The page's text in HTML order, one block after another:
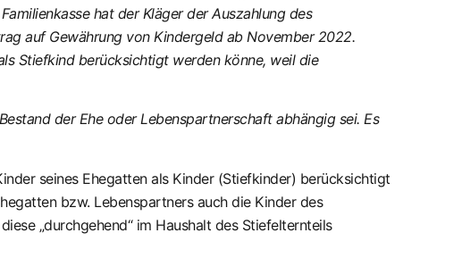
hat der Kläger der Auszahlung des
auf Gewährung von Kindergeld ab November 2022.
Stiefkind berücksichtigt werden könne, weil die
der Ehe oder Lebenspartnerschaft abhängig sei. Es
seines Ehegatten als Kinder (Stiefkinder) berücksichtigt
bzw. Lebenspartners auch die Kinder des
„durchgehend“ im Haushalt des Stiefelternteils